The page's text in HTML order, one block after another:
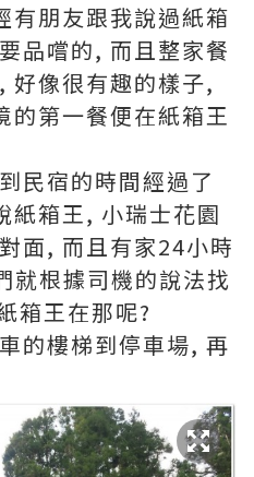
有朋友跟我說過紙箱
品嚐的, 而且整家餐
好像很有趣的樣子,
的第一餐便在紙箱王
民宿的時間經過了
紙箱王, 小瑞士花園
面, 而且有家24小時
就根據司機的說法找
箱王在那呢?
的樓梯到停車場, 再